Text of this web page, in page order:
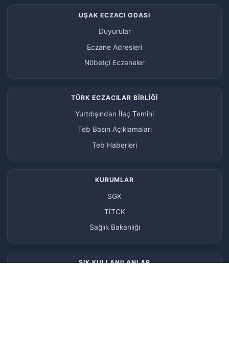
UŞAK ECZACI ODASI
Duyurular
Eczane Adresleri
Nöbetçi Eczaneler
TÜRK ECZACILAR BİRLİĞİ
Yurtdışından İlaç Temini
Teb Basın Açıklamaları
Teb Haberleri
KURUMLAR
SGK
TİTCK
Sağlık Bakanlığı
SIK KULLANILANLAR